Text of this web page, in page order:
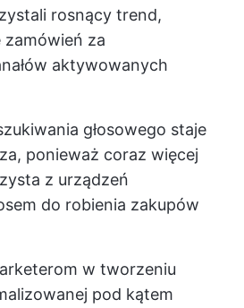
rosnący trend,
zamówień za
aktywowanych
głosowego staje
ponieważ coraz więcej
z urządzeń
do robienia zakupów
w tworzeniu
pod kątem